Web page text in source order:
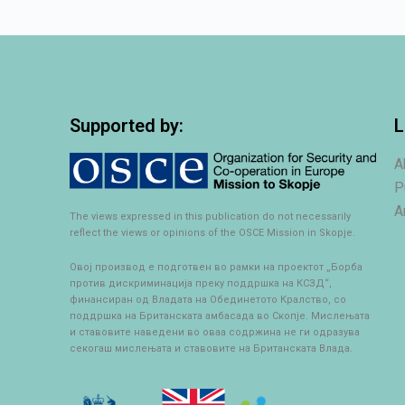
Supported by:
The views expressed in this publication do not necessarily
reflect the views or opinions of the OSCE Mission in Skopje.
Овој производ е подготвен во рамки на проектот „Борба
против дискриминација преку поддршка на КСЗД“,
финансиран од Владата на Обединетото Кралство, со
поддршка на Британската амбасада во Скопје. Мислењата
и ставовите наведени во оваа содржина не ги одразува
секогаш мислењата и ставовите на Британската Влада.